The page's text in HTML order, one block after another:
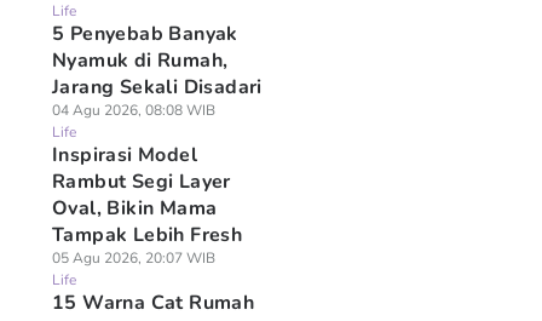
Life
5 Penyebab Banyak
Nyamuk di Rumah,
Jarang Sekali Disadari
04 Agu 2026, 08:08 WIB
Life
Inspirasi Model
Rambut Segi Layer
Oval, Bikin Mama
Tampak Lebih Fresh
05 Agu 2026, 20:07 WIB
Life
15 Warna Cat Rumah